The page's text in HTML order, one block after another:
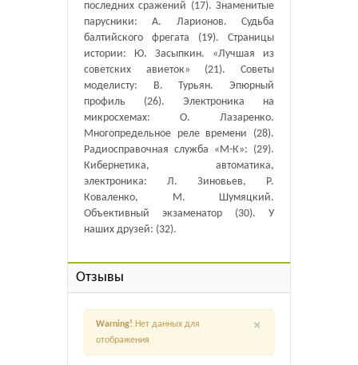
последних сражений (17). Знаменитые
парусники: А. Ларионов. Судьба
балтийского фрегата (19). Страницы
истории: Ю. Засыпкин. «Лучшая из
советских авиеток» (21). Советы
моделисту: В. Турьян. Эпюрный
профиль (26). Электроника на
микросхемах: О. Лазаренко.
Многопредельное реле времени (28).
Радиосправочная служба «М-К»: (29).
Кибернетика, автоматика,
электроника: Л. Зиновьев, Р.
Коваленко, М. Шумяцкий.
Объективный экзаменатор (30). У
наших друзей: (32).
Отзывы
×
Warning! Нет данных для
отображения